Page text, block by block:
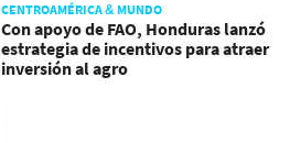
CENTROAMÉRICA & MUNDO
Con apoyo de FAO, Honduras lanzó
estrategia de incentivos para atraer
inversión al agro